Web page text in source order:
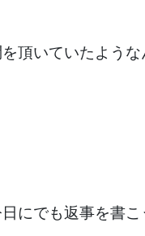
頂いていたよう
にでも返事を書